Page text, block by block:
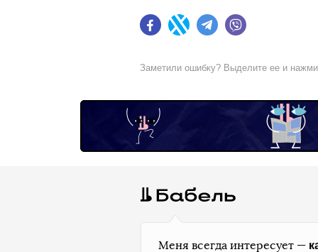
FacebookTwitter Telegram
Заметили ошибку? Выделите ее и
Меня всегда интересует —